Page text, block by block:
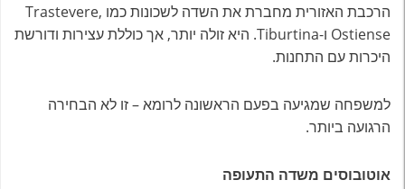
הרכבת האזורית מחברת את השדה לשכונות כמו Trastevere,
Ostiense ו-Tiburtina. היא זולה יותר, אך כוללת עצירות ודורשת
היכרות עם התחנות.
למשפחה שמגיעה בפעם הראשונה לרומא – זו לא הבחירה
הרגועה ביותר.
אוטובוסים משדה התעופה